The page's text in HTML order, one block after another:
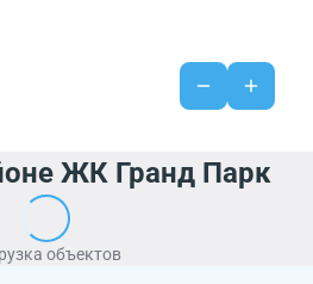
ЖК Гранд Парк
объектов